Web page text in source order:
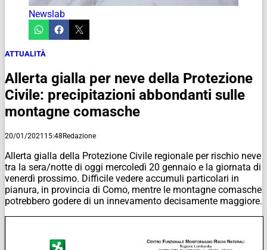
Newslab
ATTUALITÀ
Allerta gialla per neve della Protezione
Civile: precipitazioni abbondanti sulle
montagne comasche
20/01/2021 15:48Redazione
Allerta gialla della Protezione Civile regionale per rischio neve
tra la sera/notte di oggi mercoledì 20 gennaio e la giornata di
venerdì prossimo. Difficile vedere accumuli particolari in
pianura, in provincia di Como, mentre le montagne comasche
potrebbero godere di un innevamento decisamente maggiore.